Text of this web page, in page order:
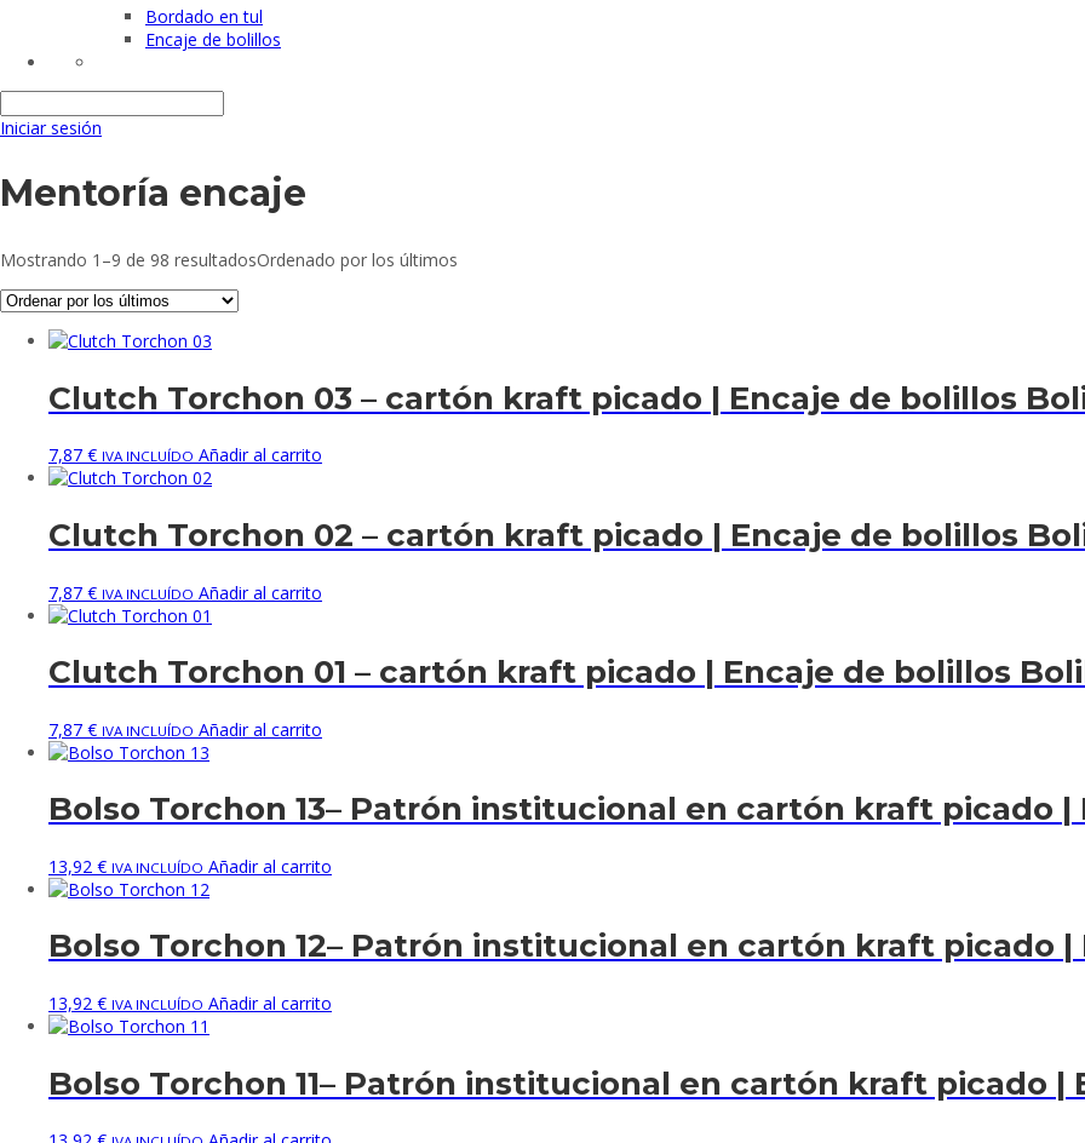
Bordado en tul
Encaje de bolillos
Iniciar sesión
Mentoría encaje
Mostrando 1–9 de 98 resultadosOrdenado por los últimos
Clutch Torchon 03 – cartón kraft picado | Encaje de bolillos
7,87 € IVA INCLUÍDO Añadir al carrito
Clutch Torchon 02 – cartón kraft picado | Encaje de bolillos
7,87 € IVA INCLUÍDO Añadir al carrito
Clutch Torchon 01 – cartón kraft picado | Encaje de bolillos
7,87 € IVA INCLUÍDO Añadir al carrito
Bolso Torchon 13– Patrón institucional en cartón kraft picado
13,92 € IVA INCLUÍDO Añadir al carrito
Bolso Torchon 12– Patrón institucional en cartón kraft picado
13,92 € IVA INCLUÍDO Añadir al carrito
Bolso Torchon 11– Patrón institucional en cartón kraft picado